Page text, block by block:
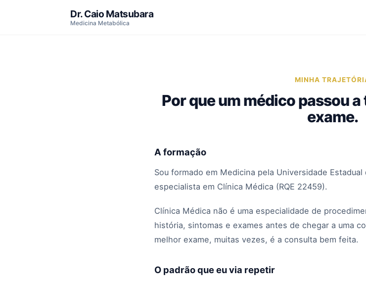
Dr. Caio Matsubara
Medicina Metabólica
MINHA
Por que um médico passou
exame.
A formação
Sou formado em Medicina pela Universidade
especialista em Clínica Médica (RQE 22459).
Clínica Médica não é uma especialidade de
história, sintomas e exames antes de chegar a uma
melhor exame, muitas vezes, é a consulta bem feita.
O padrão que eu via repetir